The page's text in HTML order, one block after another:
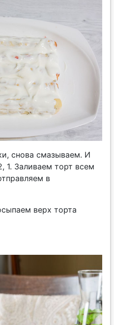
снова смазываем. И
1. Заливаем торт всем
в
верх торта